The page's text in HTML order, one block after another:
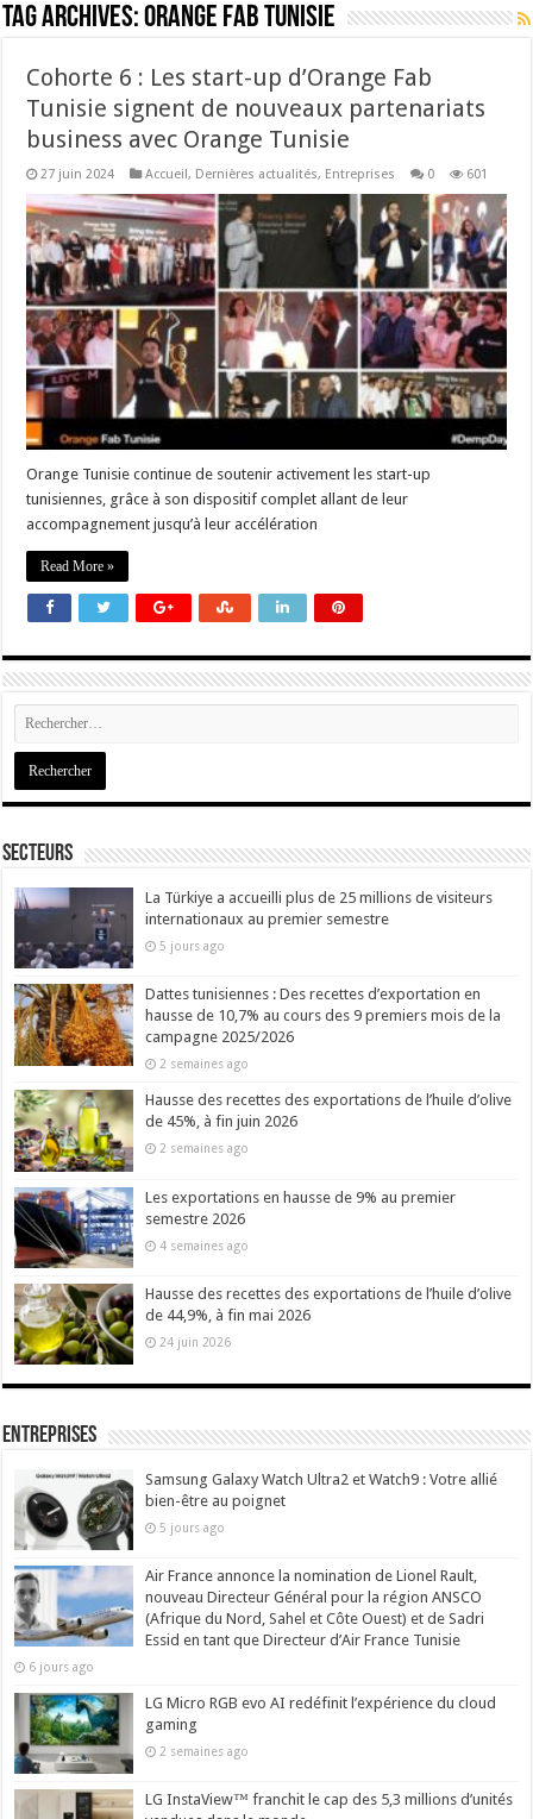
Tag Archives:Orange Fab Tunisie
Cohorte 6 : Les start-up d’Orange Fab
Tunisie signent de nouveaux partenariats
business avec Orange Tunisie
27 juin 2024 Accueil, Dernières actualités, Entreprises 0 601
Orange Tunisie continue de soutenir activement les start-up
tunisiennes, grâce à son dispositif complet allant de leur
accompagnement jusqu’à leur accélération
Read More »
Secteurs
La Türkiye a accueilli plus de 25 millions de visiteurs
internationaux au premier semestre
5 jours ago
Dattes tunisiennes : Des recettes d’exportation en
hausse de 10,7% au cours des 9 premiers mois de la
campagne 2025/2026
2 semaines ago
Hausse des recettes des exportations de l’huile d’olive
de 45%, à fin juin 2026
2 semaines ago
Les exportations en hausse de 9% au premier
semestre 2026
4 semaines ago
Hausse des recettes des exportations de l’huile d’olive
de 44,9%, à fin mai 2026
24 juin 2026
Entreprises
Samsung Galaxy Watch Ultra2 et Watch9 : Votre allié
bien-être au poignet
5 jours ago
Air France annonce la nomination de Lionel Rault,
nouveau Directeur Général pour la région ANSCO
(Afrique du Nord, Sahel et Côte Ouest) et de Sadri
Essid en tant que Directeur d’Air France Tunisie
6 jours ago
LG Micro RGB evo AI redéfinit l’expérience du cloud
gaming
2 semaines ago
LG InstaView™ franchit le cap des 5,3 millions d’unités